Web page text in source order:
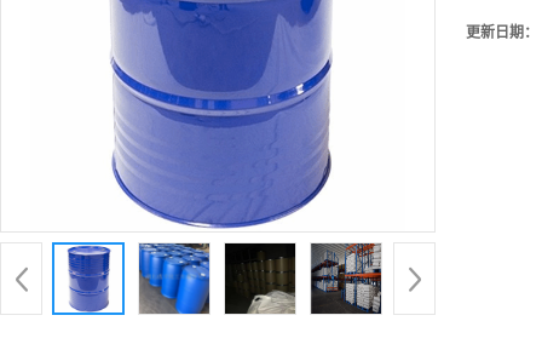
更新日期：